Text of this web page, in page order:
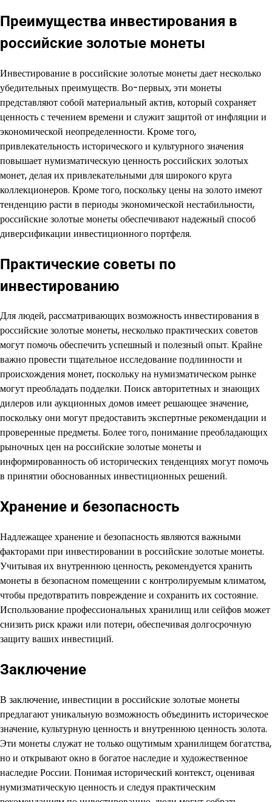
Преимущества инвестирования в
российские золотые монеты
Инвестирование в российские золотые монеты дает несколько
убедительных преимуществ. Во-первых, эти монеты
представляют собой материальный актив, который сохраняет
ценность с течением времени и служит защитой от инфляции и
экономической неопределенности. Кроме того,
привлекательность исторического и культурного значения
повышает нумизматическую ценность российских золотых
монет, делая их привлекательными для широкого круга
коллекционеров. Кроме того, поскольку цены на золото имеют
тенденцию расти в периоды экономической нестабильности,
российские золотые монеты обеспечивают надежный способ
диверсификации инвестиционного портфеля.
Практические советы по
инвестированию
Для людей, рассматривающих возможность инвестирования в
российские золотые монеты, несколько практических советов
могут помочь обеспечить успешный и полезный опыт. Крайне
важно провести тщательное исследование подлинности и
происхождения монет, поскольку на нумизматическом рынке
могут преобладать подделки. Поиск авторитетных и знающих
дилеров или аукционных домов имеет решающее значение,
поскольку они могут предоставить экспертные рекомендации и
проверенные предметы. Более того, понимание преобладающих
рыночных цен на российские золотые монеты и
информированность об исторических тенденциях могут помочь
в принятии обоснованных инвестиционных решений.
Хранение и безопасность
Надлежащее хранение и безопасность являются важными
факторами при инвестировании в российские золотые монеты.
Учитывая их внутреннюю ценность, рекомендуется хранить
монеты в безопасном помещении с контролируемым климатом,
чтобы предотвратить повреждение и сохранить их состояние.
Использование профессиональных хранилищ или сейфов может
снизить риск кражи или потери, обеспечивая долгосрочную
защиту ваших инвестиций.
Заключение
В заключение, инвестиции в российские золотые монеты
предлагают уникальную возможность объединить историческое
значение, культурную ценность и внутреннюю ценность золота.
Эти монеты служат не только ощутимым хранилищем богатства,
но и открывают окно в богатое наследие и художественное
наследие России. Понимая исторический контекст, оценивая
нумизматическую ценность и следуя практическим